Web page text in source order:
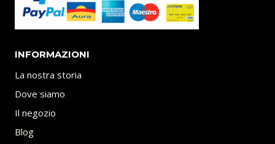
INFORMAZIONI
La nostra storia
Dove siamo
Il negozio
Blog